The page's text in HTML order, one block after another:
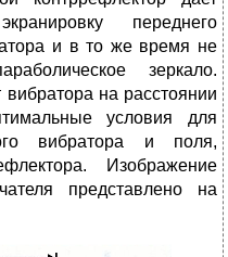
переднего
и в то же время не
зеркало.
на расстоянии
условия для
вибратора и поля,
Изображение
представлено на